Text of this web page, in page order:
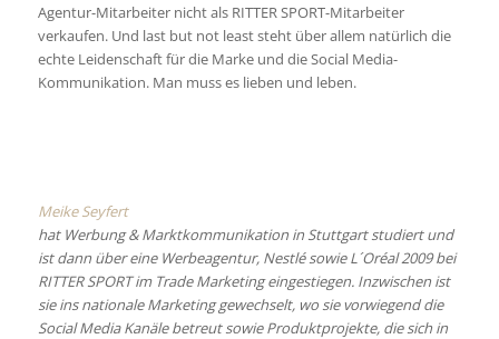
Agentur-Mitarbeiter nicht als RITTER SPORT-Mitarbeiter
verkaufen. Und last but not least steht über allem natürlich die
echte Leidenschaft für die Marke und die Social Media-
Kommunikation. Man muss es lieben und leben.
Meike Seyfert
hat Werbung & Marktkommunikation in Stuttgart studiert und
ist dann über eine Werbeagentur, Nestlé sowie L´Oréal 2009 bei
RITTER SPORT im Trade Marketing eingestiegen. Inzwischen ist
sie ins nationale Marketing gewechselt, wo sie vorwiegend die
Social Media Kanäle betreut sowie Produktprojekte, die sich in